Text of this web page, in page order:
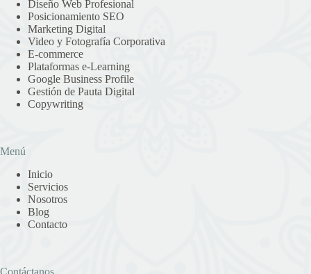
Diseño Web Profesional
Posicionamiento SEO
Marketing Digital
Video y Fotografía Corporativa
E-commerce
Plataformas e-Learning
Google Business Profile
Gestión de Pauta Digital
Copywriting
Menú
Inicio
Servicios
Nosotros
Blog
Contacto